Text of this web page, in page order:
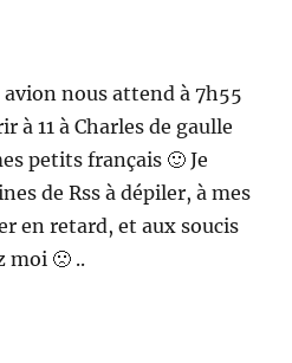
nous attend à 7h55
à 11 à Charles de gaulle
petits français 🙂 Je
de Rss à dépiler, à mes
en retard, et aux soucis
moi 🙁 ..